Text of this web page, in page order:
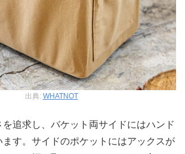
出典: WHATNOT
追求し、バケット両サイドにはハンド
ます。サイドのポケットにはアックスが